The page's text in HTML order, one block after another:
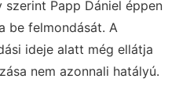
Papp Dániel éppen
be felmondását. A
ideje alatt még ellátja
nem azonnali hatályú.